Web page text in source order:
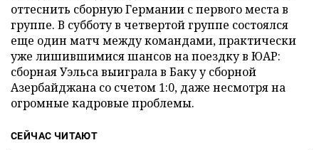
оттеснить сборную Германии с первого места в
группе. В субботу в четвертой группе состоялся
еще один матч между командами, практически
уже лишившимися шансов на поездку в ЮАР:
сборная Уэльса выиграла в Баку у сборной
Азербайджана со счетом 1:0, даже несмотря на
огромные кадровые проблемы.
СЕЙЧАС ЧИТАЮТ